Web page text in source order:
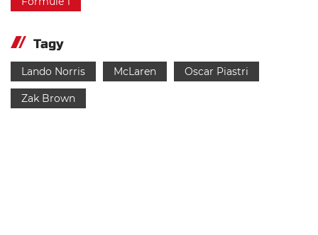
Tagy
Lando Norris McLaren Oscar Piastri
Zak Brown